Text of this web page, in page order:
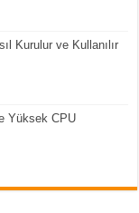
Kurulur ve Kullanılır
Yüksek CPU